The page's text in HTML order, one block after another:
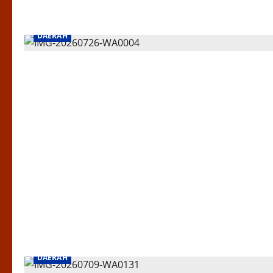
DAERAH
DAERAH